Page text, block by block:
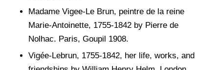
Madame Vigee-Le Brun, peintre de la reine
Marie-Antoinette, 1755-1842 by Pierre de
Nolhac. Paris, Goupil 1908.
Vigée-Lebrun, 1755-1842, her life, works, and